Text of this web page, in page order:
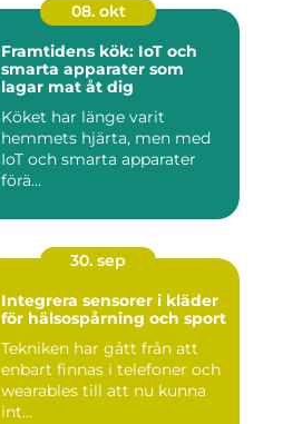
08. okt
Framtidens kök: IoT och
smarta apparater som
lagar mat åt dig
Köket har länge varit
hemmets hjärta, men med
IoT och smarta apparater
förä...
30. sep
Integrera sensorer i kläder
för hälsospårning och sport
Tekniken har gått från att
enbart finnas i telefoner och
wearables till att nu kunna
int...